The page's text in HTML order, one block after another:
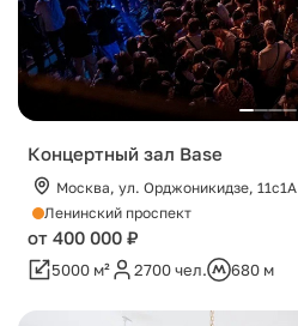
Концертный зал Base
Москва, ул. Орджоникидзе, 11с1А
Ленинский проспект
от 400 000 ₽
5000 м² 2700 чел. 680 м